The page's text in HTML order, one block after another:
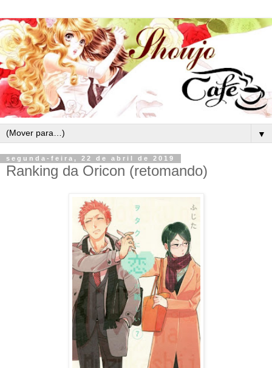
▼
segunda-feira, 22 de abril de 2019
Ranking da Oricon (retomando)